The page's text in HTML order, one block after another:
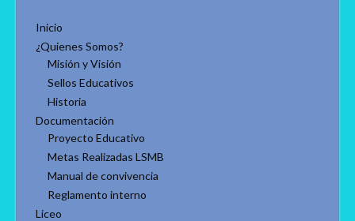
Inicio
¿Quienes Somos?
Misión y Visión
Sellos Educativos
Historia
Documentación
Proyecto Educativo
Metas Realizadas LSMB
Manual de convivencia
Reglamento interno
Liceo